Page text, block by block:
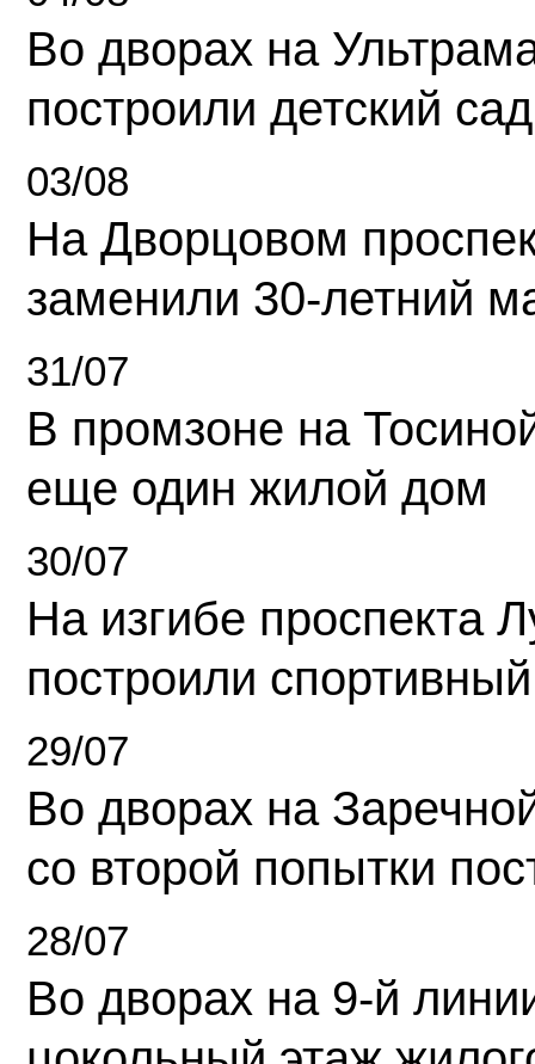
Во дворах на
построили детский сад
03/08
На Дворцовом
заменили 30-летний
31/07
В промзоне на
еще один жилой дом
30/07
На изгибе проспекта
построили
29/07
Во дворах на
со второй попытки
28/07
Во дворах на 9-й